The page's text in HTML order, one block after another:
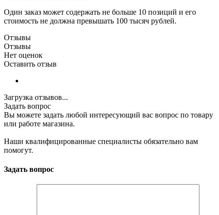
Один заказ может содержать не больше 10 позиций и его
стоимость не должна превышать 100 тысяч рублей.
Отзывы
Отзывы
Нет оценок
Оставить отзыв
Загрузка отзывов...
Задать вопрос
Вы можете задать любой интересующий вас вопрос по товару
или работе магазина.
Наши квалифицированные специалисты обязательно вам
помогут.
Задать вопрос